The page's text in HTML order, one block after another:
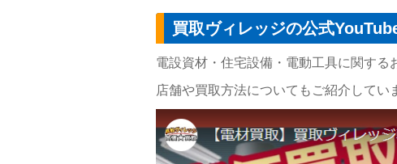
買取ヴィレッジの公式
電設資材・住宅設備・電動工具に関する
店舗や買取方法についてもご紹介してい